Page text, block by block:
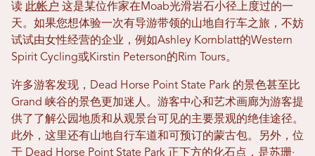
读 此帐户 这是某位作家在Moab光滑岩石小径上度过的一
天。如果您想体验一次有导游带领的山地自行车之旅，不妨
试试由女性经营的企业，例如Ashley Kornblatt的Western
Spirit Cycling或Kirstin Peterson的Rim Tours。
许多游客发现，Dead Horse Point State Park 的景色甚至比
Grand 峡谷的景色更加迷人。游客中心和艺术画廊为游客提
供了了解公园地质和从观景台可见的主要景观的绝佳途径。
此外，这里还有山地自行车道和可预订的蒙古包。另外，位
于 Dead Horse Point State Park 正下方的化石点，是苏珊·